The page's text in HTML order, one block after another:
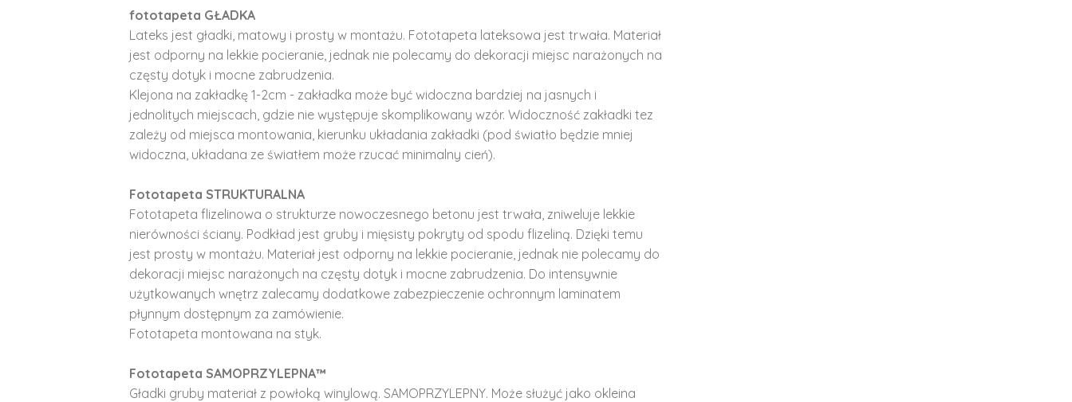
fototapeta GŁADKA
Lateks jest gładki, matowy i prosty w montażu. Fototapeta lateksowa jest trwała. Materiał
jest odporny na lekkie pocieranie, jednak nie polecamy do dekoracji miejsc narażonych na
częsty dotyk i mocne zabrudzenia.
Klejona na zakładkę 1-2cm - zakładka może być widoczna bardziej na jasnych i
jednolitych miejscach, gdzie nie występuje skomplikowany wzór. Widoczność zakładki tez
zależy od miejsca montowania, kierunku układania zakładki (pod światło będzie mniej
widoczna, układana ze światłem może rzucać minimalny cień).
Fototapeta STRUKTURALNA
Fototapeta flizelinowa o strukturze nowoczesnego betonu jest trwała, zniweluje lekkie
nierówności ściany. Podkład jest gruby i mięsisty pokryty od spodu flizeliną. Dzięki temu
jest prosty w montażu. Materiał jest odporny na lekkie pocieranie, jednak nie polecamy do
dekoracji miejsc narażonych na częsty dotyk i mocne zabrudzenia. Do intensywnie
użytkowanych wnętrz zalecamy dodatkowe zabezpieczenie ochronnym laminatem
płynnym dostępnym za zamówienie.
Fototapeta montowana na styk.
Fototapeta SAMOPRZYLEPNA™
Gładki gruby materiał z powłoką winylową. SAMOPRZYLEPNY. Może służyć jako okleina